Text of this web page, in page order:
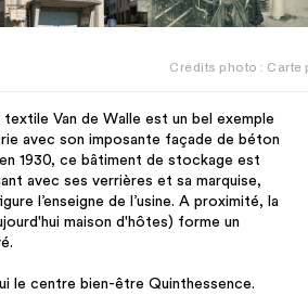
Crédits photo : Carte
textile Van de Walle est un bel exemple
avec son imposante façade de béton
1930, ce bâtiment de stockage est
avec ses verrières et sa marquise,
l’enseigne de l’usine. A proximité, la
maison d'hôtes) forme un
le centre bien-être Quinthessence.